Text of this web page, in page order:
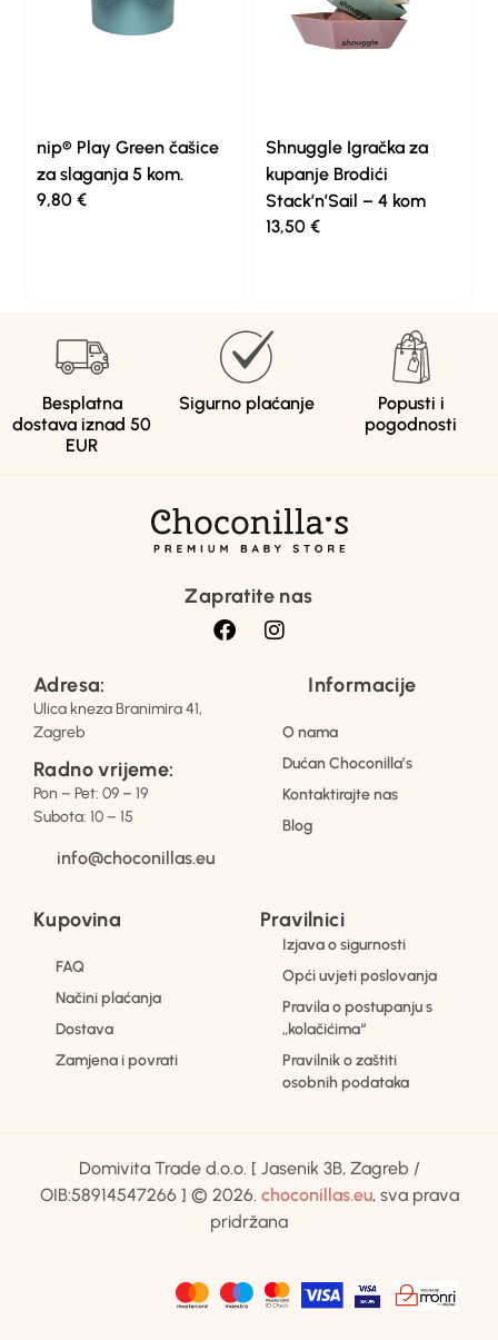
nip® Play Green čašice
za slaganja 5 kom.
9,80€
Shnuggle Igračka za
kupanje Brodići
Stack’n’Sail – 4 kom
13,50 €
Besplatna
dostava iznad 50
EUR
Sigurno plaćanje
Popusti i
pogodnosti
Zapratite nas
Adresa:
Ulica kneza Branimira 41,
Zagreb
Radno vrijeme:
Pon – Pet: 09 – 19
Subota: 10 – 15
info@choconillas.eu
Informacije
O nama
Dućan Choconilla’s
Kontaktirajte nas
Blog
Kupovina
FAQ
Načini plaćanja
Dostava
Zamjena i povrati
Pravilnici
Izjava o sigurnosti
Opći uvjeti poslovanja
Pravila o postupanju s
„kolačićima“
Pravilnik o zaštiti
osobnih podataka
Domivita Trade d.o.o. [ Jasenik 3B, Zagreb /
OIB:58914547266 ] © 2026. choconillas.eu, sva prava
pridržana